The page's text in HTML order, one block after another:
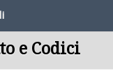
e Codici